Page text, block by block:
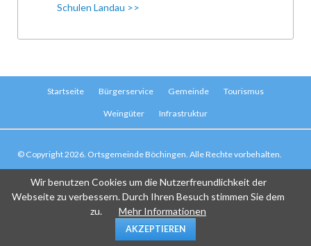
Schulen Landau >>
Navigation
Startseite Bürgerservice Gemeinde Tourismus
Weingüter Infrastruktur
© Copyright 2026. Ortsgemeinde Böchingen. Alle Rechte vorbehalten.
überspringen
Sitemap
Wir benutzen Cookies um die Nutzerfreundlichkeit der
Webseite zu verbessern. Durch Ihren Besuch stimmen Sie dem
zu.
Mehr Informationen
AKZEPTIEREN